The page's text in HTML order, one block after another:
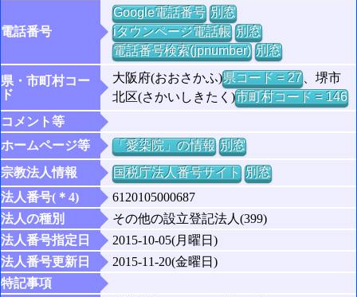
電話番号
Google電話番号 別窓
iタウンページ電話帳 別窓
電話番号検索(jpnumber) 別窓
県・市町村コー
ド
大阪府(おおさかふ)県コード = 27、堺市
北区(さかいしきたく)市町村コード = 146
コメント等
ホームページ等
「愛染院」の情報 別窓
宗教法人情報
国税庁法人番号サイト 別窓
法人番号(＊4)
6120105000687
法人の種別
その他の設立登記法人(399)
法人番号指定日
2015-10-05(月曜日)
法人番号更新日
2015-11-20(金曜日)
特記事項